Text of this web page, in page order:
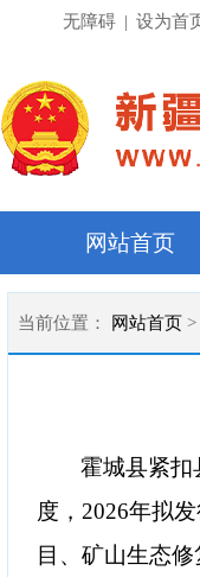
无障碍 | 设为首
网站首页
当前位置： 网站首页 >
霍城县紧扣
度， 2026年拟
目、矿山生态